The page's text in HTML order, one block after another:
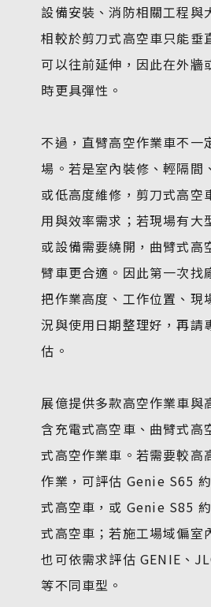
設備安裝、消防相關工程與
相較於剪刀式高空車只能垂
可以往前延伸，因此在外牆
時更具彈性。
不過，直臂高空作業車不一
場。若是室內裝修、輕隔間
或低高度維修，剪刀式高空
用與效率需求；若現場有大
或設備需要繞開，曲臂式高
臂車更合適。因此第一次找
把作業高度、工作位置、現
況與使用日期整理好，再請
估。
展億提供多款高空作業車與
含充電式高空車、曲臂式高
式高空作業車。若需要較高
作業，可評估 Genie S65
式高空車，或 Genie S85
式高空車；若施工場域偏室
也可依需求評估 GENIE、
等不同車型。